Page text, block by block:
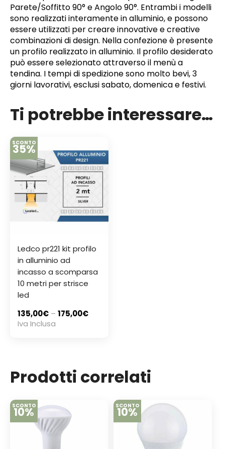
Parete/Soffitto 90° e Angolo 90°. Entrambi i modelli
sono realizzati interamente in alluminio, e possono
essere utilizzati per creare innovative e creative
combinazioni di design. Nella confezione è presente
un profilo realizzato in alluminio. Il profilo desiderato
può essere selezionato attraverso il menù a
tendina. I tempi di spedizione sono molto bevi, 3
giorni lavorativi, esclusi sabato, domenica e festivi.
Ti potrebbe interessare…
SCONTO
35%
Ledco pr221 kit profilo
in alluminio ad
incasso a scomparsa
10 metri per strisce
led
135,00€ – 175,00€
Iva Inclusa
Prodotti correlati
SCONTO
10% SCONTO
10%